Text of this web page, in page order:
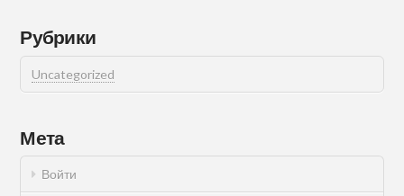
Рубрики
Uncategorized
Мета
Войти